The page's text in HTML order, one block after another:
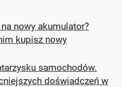
nowy akumulator?
kupisz nowy
samochodów.
doświadczeń w